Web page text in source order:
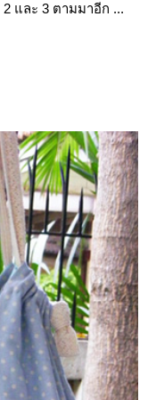
2 ละ 3 ตามมาอีก ...